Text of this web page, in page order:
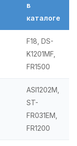
в
каталоге
F18, DS-
K1201MF,
FR1500
ASI1202M,
ST-
FR031EM,
FR1200